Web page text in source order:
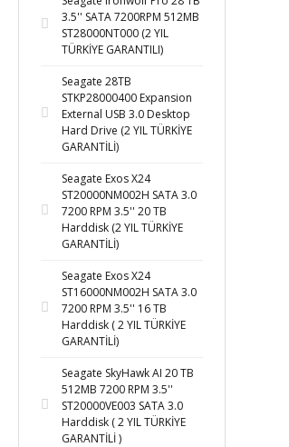
3.5'' SATA 7200RPM 512MB
ST28000NT000 (2 YIL
TÜRKİYE GARANTILI)
Seagate 28TB
STKP28000400 Expansion
External USB 3.0 Desktop
Hard Drive (2 YIL TÜRKİYE
GARANTİLİ)
Seagate Exos X24
ST20000NM002H SATA 3.0
7200 RPM 3.5'' 20 TB
Harddisk (2 YIL TÜRKİYE
GARANTİLİ)
Seagate Exos X24
ST16000NM002H SATA 3.0
7200 RPM 3.5'' 16 TB
Harddisk ( 2 YIL TÜRKİYE
GARANTİLİ)
Seagate SkyHawk AI 20 TB
512MB 7200 RPM 3.5''
ST20000VE003 SATA 3.0
Harddisk ( 2 YIL TÜRKİYE
GARANTİLİ )